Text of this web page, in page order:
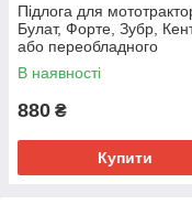
Підлога для
Булат, Форте, Зубр,
або переобладного
мотоблока (під КПП на 5
болтів), полік
В наявності
880 ₴
Купити